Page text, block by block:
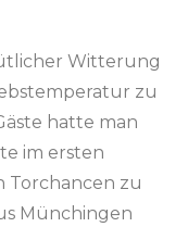
Witterung
zu
hatte man
im ersten
Torchancen zu
Münchingen